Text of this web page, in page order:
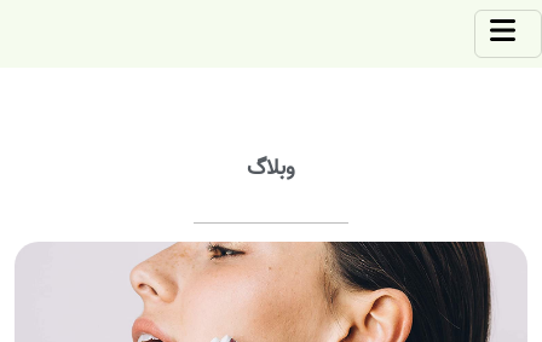
وبلاگ